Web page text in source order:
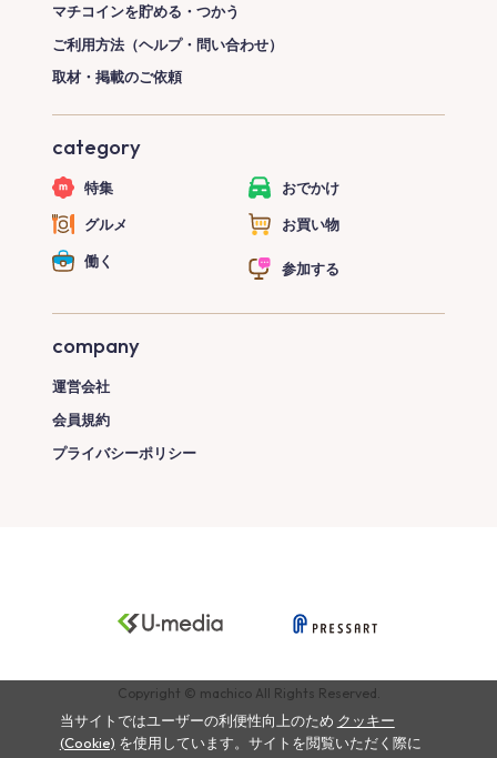
マチコインを貯める・つかう
ご利用方法（ヘルプ・問い合わせ）
取材・掲載のご依頼
category
特集 おでかけ
グルメ お買い物
働く 参加する
company
運営会社
会員規約
プライバシーポリシー
Copyright © machico All Rights Reserved.
当サイトではユーザーの利便性向上のため クッキー
(Cookie) を使用しています。サイトを閲覧いただく際に